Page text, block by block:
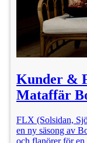
Kunder &
Mataffär
FLX (Solsidan,
en ny säsong av
och flanörer för en